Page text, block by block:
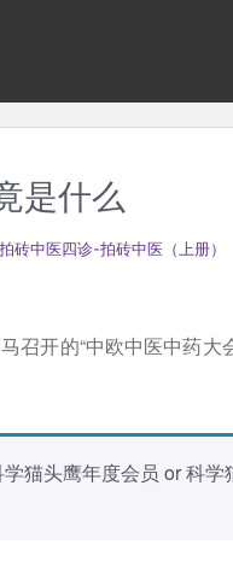
是什么
砖中医四诊-拍砖中医（上册）
开的“中欧中医中药大
猫头鹰年度会员 or科学